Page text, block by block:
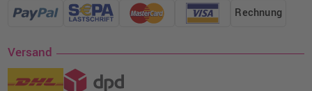
Rechnung
Versand